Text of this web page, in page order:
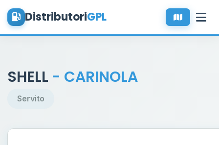
DistributoriGPL
SHELL - CARINOLA
Servito